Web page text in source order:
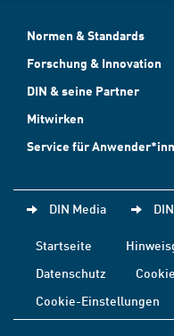
Normen & Standards
Forschung & Innovation
DIN & seine Partner
Mitwirken
Service für
DIN Media
Startseite
Datenschutz
Cookie-Einstellungen